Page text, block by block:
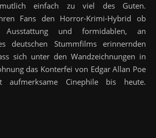
einfach zu viel des Guten.
Fans den Horror-Krimi-Hybrid ob
Ausstattung und formidablen, an
deutschen Stummfilms erinnernden
sich unter den Wandzeichnungen in
das Konterfei von Edgar Allan Poe
aufmerksame Cinephile bis heute.